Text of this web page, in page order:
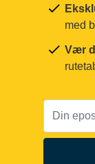
med
Vær